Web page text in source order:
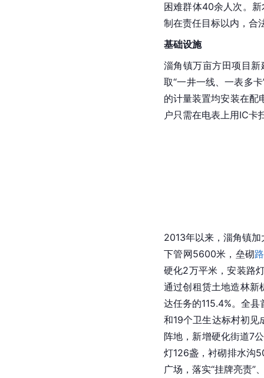
困难群体40余人次。
制在责任目标以内，合
基础设施
淄角镇万亩方田项目
取“一井一线、一表多
的计量装置均安装在配
户只需在电表上用IC卡
2013年以来，淄角镇
下管网5600米，垒砌
硬化2万平米，安装路
通过创租赁土地造林新
达任务的115.4%。全
和19个卫生达标村初
阵地，新增硬化街道7
灯126盏，衬砌排水沟
广场，落实“挂牌亮责”